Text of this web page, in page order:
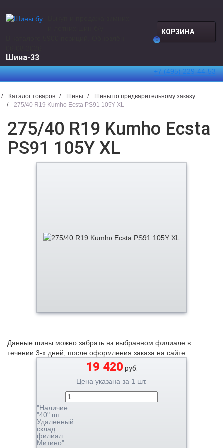
НАЙТИ
Шина-33
0
КОРЗИНА
+7 (495) 229-44-53
Каталог товаров Шины
Шины по предварительному заказу
275/40 R19 Kumho Ecsta PS91 105Y XL
275/40 R19 Kumho Ecsta
PS91 105Y XL
Данные шины можно забрать на выбранном филиале в
течении 3-х дней, после оформления заказа на сайте
19 420 руб.
Цена указана за 1 шт.
"Наличие
"40" шт.
Удаленный
склад
филиал
Митино"